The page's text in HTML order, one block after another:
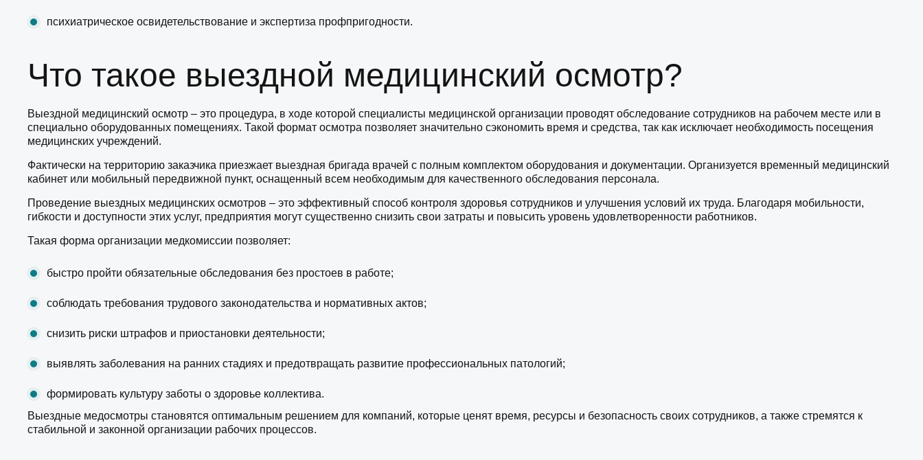
психиатрическое освидетельствование и экспертиза профпригодности.
Что такое выездной медицинский осмотр?
Выездной медицинский осмотр – это процедура, в ходе которой специалисты медицинской организации проводят обследование сотрудников на рабочем месте или в
специально оборудованных помещениях. Такой формат осмотра позволяет значительно сэкономить время и средства, так как исключает необходимость посещения
медицинских учреждений.
Фактически на территорию заказчика приезжает выездная бригада врачей с полным комплектом оборудования и документации. Организуется временный медицинский
кабинет или мобильный передвижной пункт, оснащенный всем необходимым для качественного обследования персонала.
Проведение выездных медицинских осмотров – это эффективный способ контроля здоровья сотрудников и улучшения условий их труда. Благодаря мобильности,
гибкости и доступности этих услуг, предприятия могут существенно снизить свои затраты и повысить уровень удовлетворенности работников.
Такая форма организации медкомиссии позволяет:
быстро пройти обязательные обследования без простоев в работе;
соблюдать требования трудового законодательства и нормативных актов;
снизить риски штрафов и приостановки деятельности;
выявлять заболевания на ранних стадиях и предотвращать развитие профессиональных патологий;
формировать культуру заботы о здоровье коллектива.
Выездные медосмотры становятся оптимальным решением для компаний, которые ценят время, ресурсы и безопасность своих сотрудников, а также стремятся к
стабильной и законной организации рабочих процессов.